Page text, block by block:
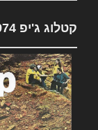
קטלוג ג'יפ 1974